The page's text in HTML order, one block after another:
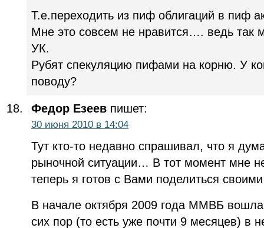
Т.е.переходить из пиф облигаций в пиф
Мне это совсем не нравится…. ведь так
УК.
Рубят спекуляцию пифами на корню. У
поводу?
Федор Езеев пишет:
30 июня 2010 в 14:04
Тут кто-то недавно спрашивал, что я
рыночной ситуации… В тот момент мне
теперь я готов с Вами поделиться
В начале октября 2009 года ММВБ
сих пор (то есть уже почти 9 месяцев) в